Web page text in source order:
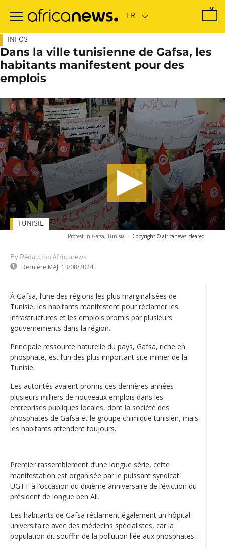
contenu
INFOS
Dans la ville tunisienne de Gafsa, les
habitants manifestent pour des
emplois
Protest in Gafsa, Tunisia - Copyright © africanews cleared
By Rédaction Africanews
Dernière MAJ: 13/08/2024
TUNISIE
À Gafsa, l’une des régions les plus marginalisées de
Tunisie, les habitants manifestent pour réclamer les
infrastructures et les emplois promis par plusieurs
gouvernements dans la région.
Principale ressource naturelle du pays, Gafsa, riche en
phosphate, est l’un des plus important site minier de la
Tunisie.
Les autorités avaient promis ces dernières années
plusieurs milliers de nouveaux emplois dans les
entreprises publiques locales, dont la société des
phosphates de Gafsa et le groupe chimique tunisien, mais
les habitants attendent toujours.
Premier rassemblement d’une longue série, cette
manifestation est organisée par le puissant syndicat
UGTT à l’occasion du dixième anniversaire de l’éviction du
président de longue ben Ali.
Les habitants de Gafsa réclament également un hôpital
universitaire avec des médecins spécialistes, car la
population dit souffrir de la pollution liée aux phosphates :